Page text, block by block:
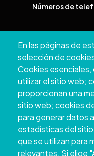
En las páginas de
selección de
Cookies esenciales,
utilizar el sitio web;
proporcionan una
sitio web; cookies
para generar datos
estadísticas del
que se utilizan para
relevantes. Si elige
Números de
+34 986